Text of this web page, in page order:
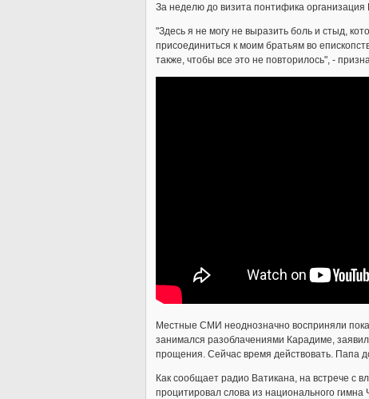
За неделю до визита понтифика
"Здесь я не могу не выразить боль и стыд,
присоединиться к моим братьям во
также, чтобы все это не повторилось", -
Местные СМИ неоднозначно восприняли
занимался разоблачениями Карадиме,
прощения. Сейчас время действовать. Папа
Как сообщает радио Ватикана, на встрече с
процитировал слова из национального